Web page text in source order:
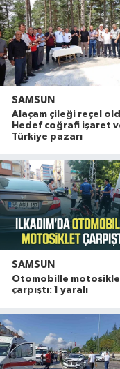
SAMSUN
Alaçam çileği reçel
Hedef coğrafi işaret
Türkiye pazarı
SAMSUN
Otomobille
çarpıştı: 1 yaralı